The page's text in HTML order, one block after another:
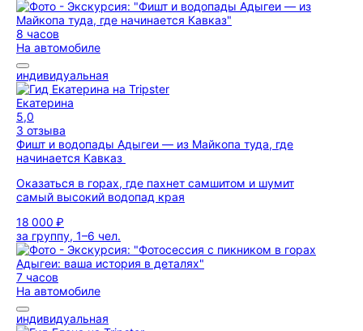
8 часов
На автомобиле
индивидуальная
Екатерина
5,0
3 отзыва
Фишт и водопады Адыгеи — из Майкопа туда, где
начинается Кавказ
Оказаться в горах, где пахнет самшитом и шумит
самый высокий водопад края
18 000 ₽
за группу, 1–6 чел.
7 часов
На автомобиле
индивидуальная